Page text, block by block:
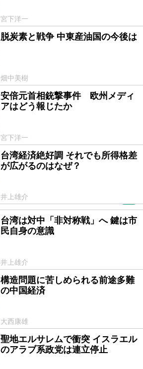
宮下洋一
脱炭素と戦争 中東産油国の今後は
畑中美樹
安倍元首相銃撃事件 欧州メディ
アはどう報じたか
宮下洋一
台湾経済絶好調 それでも所得格差
が広がるのはなぜ？
井上雄介
台湾は対中「非対称戦」へ 鍵は市
民自身の意識
井上雄介
構造問題に苦しめられる前途多難
の中国経済
大西康雄
聖地エルサレムで衝突 イスラエル
のアラブ系政党は連立停止